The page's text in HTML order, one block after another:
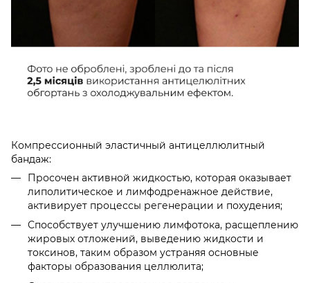
Компрессионный эластичный антицеллюлитный
бандаж:
Просочен активной жидкостью, которая оказывает
липолитическое и лимфодренажное действие,
активирует процессы регенерации и похудения;
Способствует улучшению лимфотока, расщеплению
жировых отложений, выведению жидкости и
токсинов, таким образом устраняя основные
факторы образования целлюлита;